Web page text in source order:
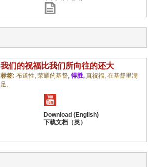
我们的祝福比我们所向往的还大
标签: 布道性, 荣耀的基督, 得胜, 真祝福, 在基督里满
足,